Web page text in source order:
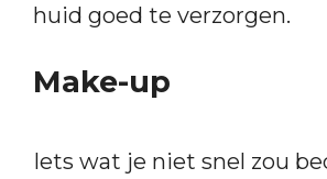
huid goed te verzorgen.
Make-up
Iets wat je niet snel zou